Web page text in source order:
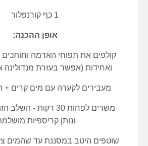
1 כף קורנפלור
אופן ההכנה:
קולפים את תפוחי האדמה וחותכים
ואחידות (אפשר בעזרת מנדולינה
מעבירים לקערה עם מים קרים +
משרים לפחות 30 דקות -
השלב
ונותן קריספיות
שוטפים היטב במסננת עד שהמים